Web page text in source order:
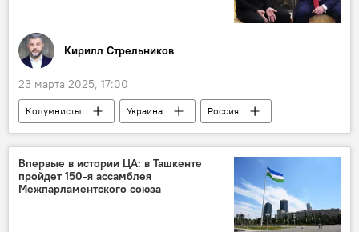
Кирилл Стрельников
23 марта 2025, 17:00
Колумнисты Украина
Россия
США
Дональд Трамп
ФСБ России
ХАМАС
Совет Федерации Федерального Собрания РФ
Впервые в истории ЦА: в Ташкенте
пройдет 150-я ассамблея
Межпарламентского союза